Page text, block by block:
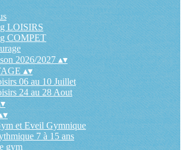
LOISIRS
COMPET
2026/2027▴▾
▴▾
06 au 10 Juillet
24 au 28 Aout
▾
▾
et Eveil Gymnique
7 à 15 ans
gym